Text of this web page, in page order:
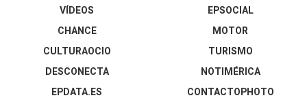
VÍDEOS
EPSOCIAL
CHANCE
CULTURAOCIO
DESCONECTA
EPDATA.ES
MOTOR
TURISMO
NOTIMÉRICA
CONTACTOPHOTO